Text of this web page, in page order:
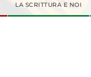
LA SCRITTURA E NOI